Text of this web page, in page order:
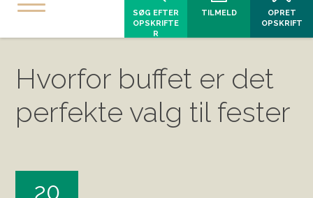
SØG EFTER
OPSKRIFTE
R
TILMELD
OPRET
OPSKRIFT
Hvorfor buffet er det
perfekte valg til fester
20